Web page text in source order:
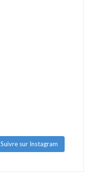
Suivre sur Instagram